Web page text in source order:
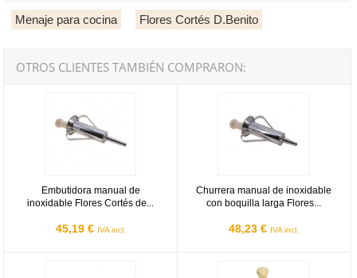
Menaje para cocina Flores Cortés D.Benito
OTROS CLIENTES TAMBIÉN COMPRARON:
Embutidora manual de
inoxidable Flores Cortés de...
45,19 € IVA incl.
Churrera manual de inoxidable
con boquilla larga Flores...
48,23 € IVA incl.